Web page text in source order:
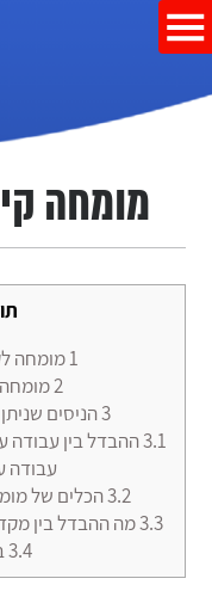
מומחה
1מומחה
2
3הניסים
3.1ההבדל בין עבודה
עבודה
3.2הכלים של
3.3מה ההבדל בין
3.4